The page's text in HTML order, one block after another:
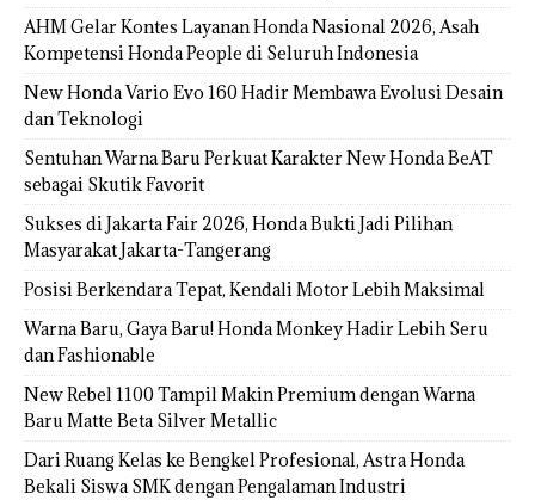
AHM Gelar Kontes Layanan Honda Nasional 2026, Asah
Kompetensi Honda People di Seluruh Indonesia
New Honda Vario Evo 160 Hadir Membawa Evolusi Desain
dan Teknologi
Sentuhan Warna Baru Perkuat Karakter New Honda BeAT
sebagai Skutik Favorit
Sukses di Jakarta Fair 2026, Honda Bukti Jadi Pilihan
Masyarakat Jakarta-Tangerang
Posisi Berkendara Tepat, Kendali Motor Lebih Maksimal
Warna Baru, Gaya Baru! Honda Monkey Hadir Lebih Seru
dan Fashionable
New Rebel 1100 Tampil Makin Premium dengan Warna
Baru Matte Beta Silver Metallic
Dari Ruang Kelas ke Bengkel Profesional, Astra Honda
Bekali Siswa SMK dengan Pengalaman Industri